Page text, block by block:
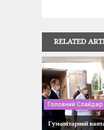
г
а
ц
і
RELATED
Головний Слайдер
Гуманітарний